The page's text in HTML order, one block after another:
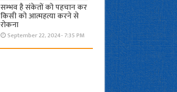
सम्भव है संकेतों को पहचान कर
किसी को आत्महत्या करने से
रोकना
September 22, 2024- 7:35 PM